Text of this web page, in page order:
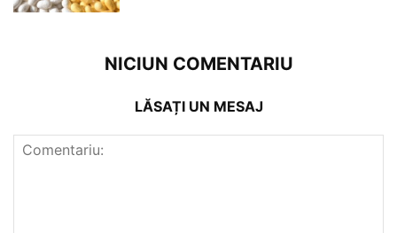
NICIUN COMENTARIU
LĂSAȚI UN MESAJ